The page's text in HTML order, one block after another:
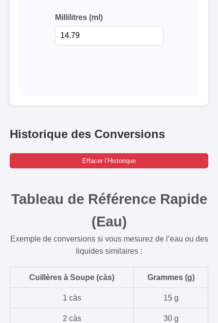
Millilitres (ml)
Historique des Conversions
Effacer l’Historique
Tableau de Référence Rapide
(Eau)
Exemple de conversions si vous mesurez de l’eau ou des
liquides similaires :
Cuillères à Soupe (càs) Grammes (g)
1 càs 15 g
2 càs 30 g